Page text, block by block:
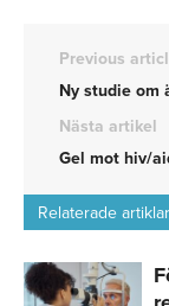
Previous
Ny studie om
Nästa artikel
Gel mot hiv/
Relaterade artiklar